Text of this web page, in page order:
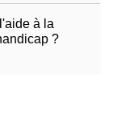
à la
?